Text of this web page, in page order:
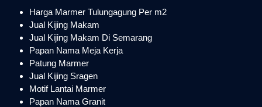
Harga Marmer Tulungagung Per m2
Jual Kijing Makam
Jual Kijing Makam Di Semarang
Papan Nama Meja Kerja
Patung Marmer
Jual Kijing Sragen
Motif Lantai Marmer
Papan Nama Granit